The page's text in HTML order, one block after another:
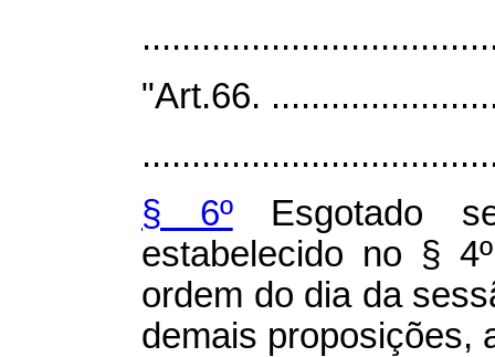
"Art.66.
§ 6ºEsgotado
estabelecido no §
ordem do dia da
demais proposições,